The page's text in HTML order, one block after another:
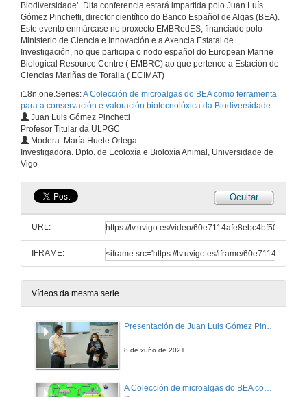
Biodiversidade’. Dita conferencia estará impartida polo Juan Luís
Gómez Pinchetti, director científico do Banco Español de Algas (BEA).
Este evento enmárcase no proxecto EMBRedES, financiado polo
Ministerio de Ciencia e Innovación e a Axencia Estatal de
Investigación, no que participa o nodo español do European Marine
Biological Resource Centre ( EMBRC) ao que pertence a Estación de
Ciencias Mariñas de Toralla ( ECIMAT)
i18n.one.Series:A Colección de microalgas do BEA como ferramenta
para a conservación e valoración biotecnolóxica da Biodiversidade
Juan Luis Gómez Pinchetti
Profesor Titular da ULPGC
Modera: María Huete Ortega
Investigadora. Dpto. de Ecoloxía e Bioloxía Animal, Universidade de
Vigo
Ocultar
URL:
IFRAME:
Vídeos da mesma serie
Presentación de Juan Luis Gómez Pinchetti
8 de xuño de 2021